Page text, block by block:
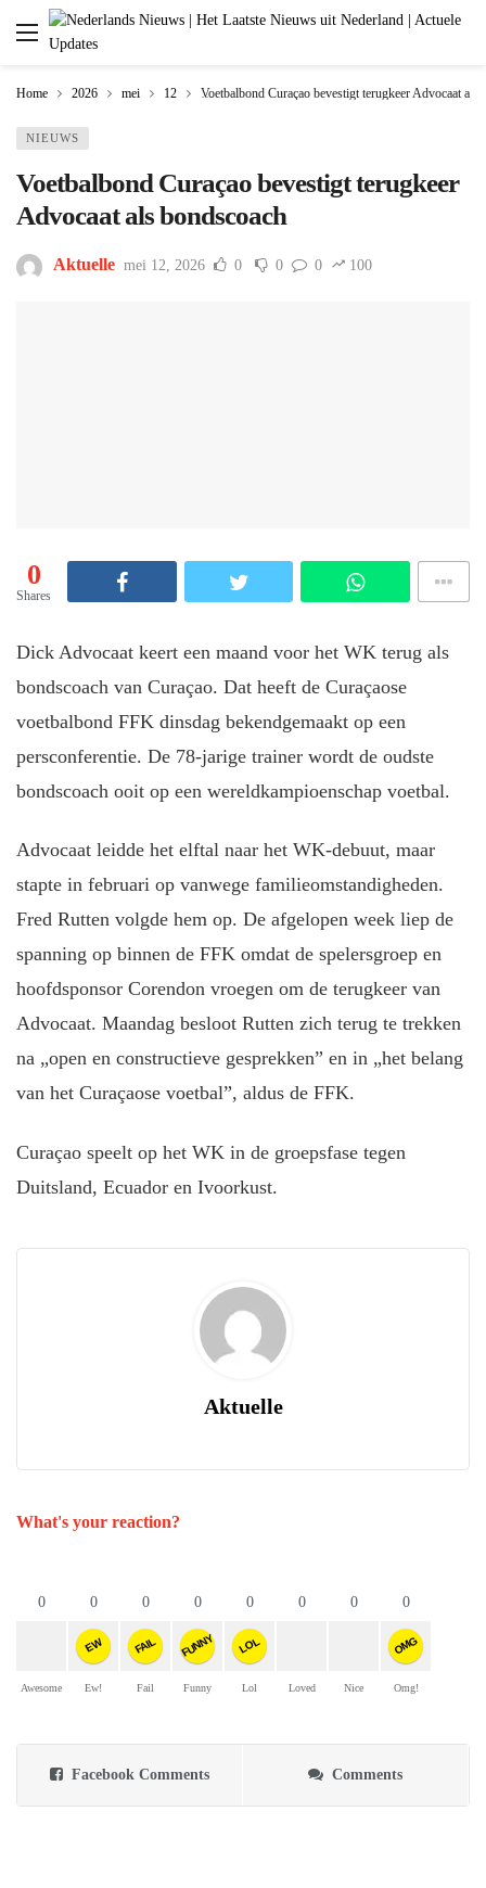
Home 2026 mei 12 Voetbalbond Curaçao bevestigt terugkeer Advocaat als
NIEUWS
Voetbalbond Curaçao bevestigt terugkeer
Advocaat als bondscoach
Aktuelle mei 12, 2026 0 0 0 100
0
Shares
Dick Advocaat keert een maand voor het WK terug als
bondscoach van Curaçao. Dat heeft de Curaçaose
voetbalbond FFK dinsdag bekendgemaakt op een
persconferentie. De 78-jarige trainer wordt de oudste
bondscoach ooit op een wereldkampioenschap voetbal.
Advocaat leidde het elftal naar het WK-debuut, maar
stapte in februari op vanwege familieomstandigheden.
Fred Rutten volgde hem op. De afgelopen week liep de
spanning op binnen de FFK omdat de spelersgroep en
hoofdsponsor Corendon vroegen om de terugkeer van
Advocaat. Maandag besloot Rutten zich terug te trekken
na „open en constructieve gesprekken” en in „het belang
van het Curaçaose voetbal”, aldus de FFK.
Curaçao speelt op het WK in de groepsfase tegen
Duitsland, Ecuador en Ivoorkust.
Aktuelle
What's your reaction?
0
Awesome
0
EW
Ew!
0
FAIL
Fail
0
FUNNY
Funny
0
LOL
Lol
0
Loved
0
Nice
0
OMG
Omg!
Facebook Comments Comments